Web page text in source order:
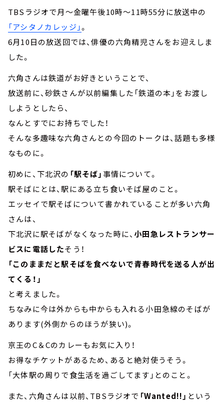
TBSラジオで月～金曜午後10時～11時55分に放送中の
「アシタノカレッジ」。
6月10日の放送回では、俳優の六角精児さんをお迎えしま
した。
六角さんは鉄道がお好きということで、
放送前に、砂鉄さんが以前編集した「鉄道の本」をお渡し
しようとしたら、
なんとすでにお持ちでした！
そんな多趣味な六角さんとの今回のトークは、話題も多様
なものに。
初めに、下北沢の 「駅そば」事情について。
駅そばにとは、駅にある立ち食いそば屋のこと。
エッセイで駅そばについて書かれていることが多い六角
さんは、
下北沢に駅そばがなくなった時に、 小田急レストランサー
ビスに電話したそう！
「このままだと駅そばを食べないで青春時代を送る人が出
てくる！」
と考えました。
ちなみに今は外からも中からも入れる小田急線のそばが
あります(外側からのほうが狭い)。
京王のC＆Cのカレーもお気に入り！
お得なチケットがあるため、あると絶対使うそう。
「大体駅の周りで食生活を過ごしてます」とのこと。
また、六角さんは以前、TBSラジオで 「Wanted!!」 という